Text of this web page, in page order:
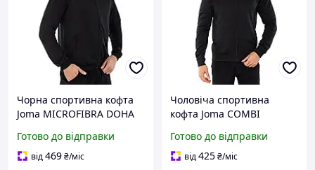
Чорна спортивна кофта
Joma MICROFIBRA DOHA
блискавці L
Готово до відправки
від469₴/міс
Чоловіча спортивна
кофта Joma COMBI
капюшоном на блискавці
L
Готово до відправки
від425₴/міс